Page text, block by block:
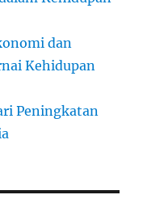
dan
Kehidupan
Peningkatan